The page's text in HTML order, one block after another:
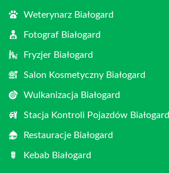
Weterynarz Białogard
Fotograf Białogard
Fryzjer Białogard
Salon Kosmetyczny Białogard
Wulkanizacja Białogard
Stacja Kontroli Pojazdów Białogard
Restauracje Białogard
Kebab Białogard